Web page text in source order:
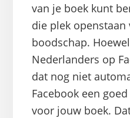
van je boek kunt
die plek
boodschap.
Nederlanders op
dat nog niet
Facebook een
voor jouw boek.